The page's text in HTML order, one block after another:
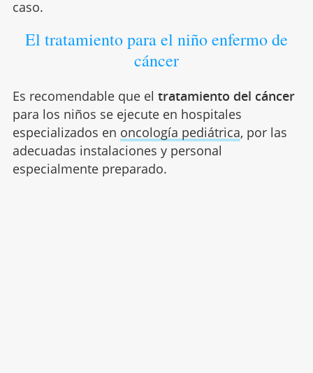
caso.
El tratamiento para el niño enfermo de
cáncer
Es recomendable que el tratamiento del cáncer
para los niños se ejecute en hospitales
especializados en oncología pediátrica, por las
adecuadas instalaciones y personal
especialmente preparado.